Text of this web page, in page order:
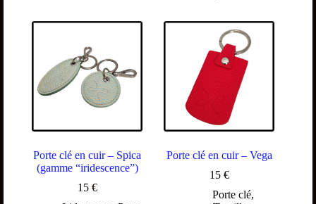
Porte clé en cuir – Spica
(gamme “iridescence”)
15 €
Porte clé en cuir – Vega
15 €
Porte clé,